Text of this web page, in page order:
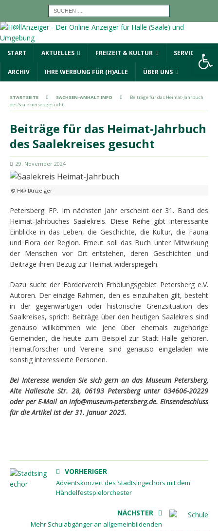
START AKTUELLES FREIZEIT & KULTUR SERVICE
ARCHIV IHRE WERBUNG FÜR (H)ALLE ÜBER UNS
STARTSEITE SACHSEN-ANHALT INFO
Beiträge für das Heimat-Jahrbuch
des Saalekreises gesucht
Beiträge für das Heimat-Jahrbuch
des Saalekreises gesucht
29. November 2024
© H@llAnzeiger
Petersberg. FP. Im nächsten Jahr erscheint der 31. Band des
Heimat-Jahrbuches Saalekreis. Diese Reihe gibt interessante
Einblicke in das Leben, die Geschichte, die Kultur, die Fauna
und Flora der Region. Erneut soll das Buch unter Mitwirkung
der Menschen vor Ort entstehen, deren Geschichten und
Beiträge ihren Bezug zur Heimat widerspiegeln.
Dazu sucht der Förderverein Erholungsgebiet Petersberg e.V.
Autoren. Der einzige Rahmen, den es einzuhalten gilt, besteht
in der gegenwärtigen oder historische Grenzsituation des
Saalkreises, sprich: Beiträge über den heutigen Saalekreis sind
genauso willkommen wie jene über ehemals zugehörige
Gemeinden, die heute zum Beispiel zur Stadt Halle gehören.
Heimatforscher und Vereine sind genauso eingeladen wie
sonstig interessierte Personen.
Bei Interesse wenden Sie sich gern an das Museum Petersberg,
Alte Hallesche Str. 28, 06193 Petersberg unter 034606-20229
oder per E-Mail an info@museum-petersberg.de. Einsendeschluss
für die Artikel ist der 31. Januar 2025.
VORHERIGER
Adventskonzert des Stadtsingechors mit dem
Händelfestspielorchester
NÄCHSTER
Mehr Schulabgänger an allgemeinbildenden
Werkzeugleiste öffnen